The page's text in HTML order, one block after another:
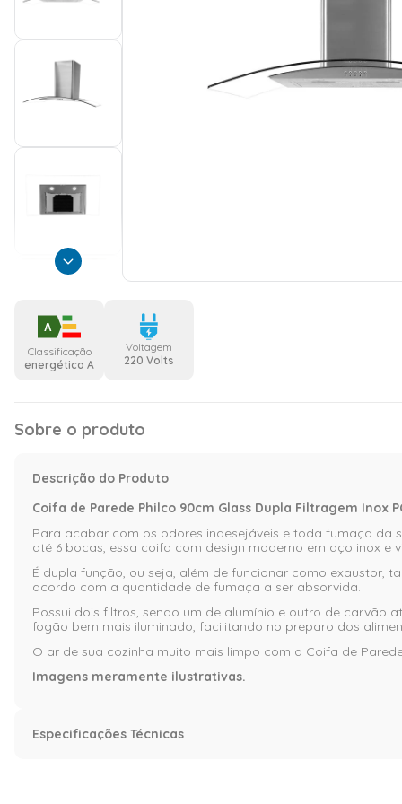
A
Classificação
energética A
Voltagem
220 Volts
Sobre o produto
Descrição do Produto
Coifa de Parede Philco 90cm Glass Dupla Filtragem Inox
Para acabar com os odores indesejáveis e toda fumaça da
até 6 bocas, essa coifa com design moderno em aço inox
É dupla função, ou seja, além de funcionar como exaustor,
acordo com a quantidade de fumaça a ser absorvida.
Possui dois filtros, sendo um de alumínio e outro de carvão
fogão bem mais iluminado, facilitando no preparo dos
O ar de sua cozinha muito mais limpo com a Coifa de
Imagens meramente ilustrativas.
Especificações Técnicas